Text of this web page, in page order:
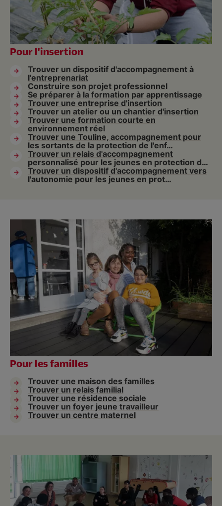
Pour l'insertion
Trouver un dispositif d'accompagnement à
l'entreprenariat
Construire son projet professionnel
Se préparer à la formation par apprentissage
Trouver une entreprise d'insertion
Trouver un atelier ou un chantier d'insertion
Trouver une formation courte en
environnement réel
Trouver une Touline, accompagnement pour
les sortants de la protection de l'enf…
Trouver un relais d'accompagnement
personnalisé pour les jeunes en protection d…
Trouver un dispositif d'accompagnement vers
l'autonomie pour les jeunes en prot…
Pour les familles
Trouver une maison des familles
Trouver un relais familial
Trouver une résidence sociale
Trouver un foyer jeune travailleur
Trouver un centre maternel